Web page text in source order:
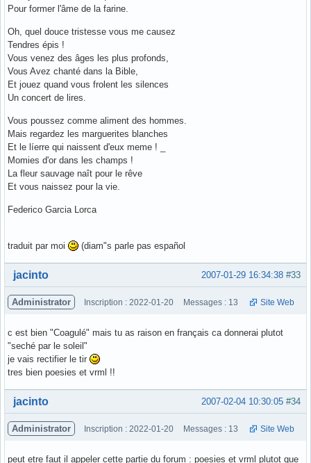
Pour former l'âme de la farine.
Oh, quel douce tristesse vous me causez
Tendres épis !
Vous venez des âges les plus profonds,
Vous Avez chanté dans la Bible,
Et jouez quand vous frolent les silences
Un concert de lires.
Vous poussez comme aliment des hommes.
Mais regardez les marguerites blanches
Et le líerre qui naissent d'eux meme ! _
Momies d'or dans les champs !
La fleur sauvage naît pour le rêve
Et vous naissez pour la vie.
Federico Garcia Lorca
traduit par moi (diam"s parle pas español
Hors ligne #33
2007-01-29 16:34:38
jacinto
Administrator Inscription : 2022-01-20 Messages : 13 Site Web
c est bien "Coagulé" mais tu as raison en français ca donnerai plutot
"seché par le soleil"
je vais rectifier le tir
tres bien poesies et vrml !!
Hors ligne #34
2007-02-04 10:30:05
jacinto
Administrator Inscription : 2022-01-20 Messages : 13 Site Web
peut etre faut il appeler cette partie du forum : poesies et vrml plutot que